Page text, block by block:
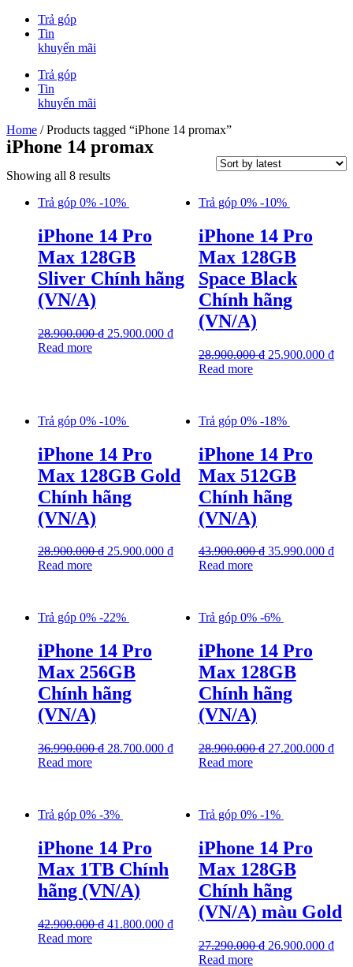
Trả góp
Tin
khuyến mãi
Trả góp
Tin
khuyến mãi
Home / Products tagged “iPhone 14 promax”
iPhone 14 promax
Showing all 8 results
Trả góp 0% -10%
iPhone 14 Pro
Max 128GB
Sliver Chính hãng
(VN/A)
28.900.000₫ 25.900.000 ₫
Read more
Trả góp 0% -10%
iPhone 14 Pro
Max 128GB
Space Black
Chính hãng
(VN/A)
28.900.000₫ 25.900.000 ₫
Read more
Trả góp 0% -10%
iPhone 14 Pro
Max 128GB Gold
Chính hãng
(VN/A)
28.900.000₫ 25.900.000 ₫
Read more
Trả góp 0% -18%
iPhone 14 Pro
Max 512GB
Chính hãng
(VN/A)
43.900.000₫ 35.990.000 ₫
Read more
Trả góp 0% -22%
iPhone 14 Pro
Max 256GB
Chính hãng
(VN/A)
36.990.000₫ 28.700.000 ₫
Read more
Trả góp 0% -6%
iPhone 14 Pro
Max 128GB
Chính hãng
(VN/A)
28.900.000₫ 27.200.000 ₫
Read more
Trả góp 0% -3%
iPhone 14 Pro
Max 1TB Chính
hãng (VN/A)
42.900.000₫ 41.800.000 ₫
Read more
Trả góp 0% -1%
iPhone 14 Pro
Max 128GB
Chính hãng
(VN/A) màu Gold
27.290.000₫ 26.900.000 ₫
Read more